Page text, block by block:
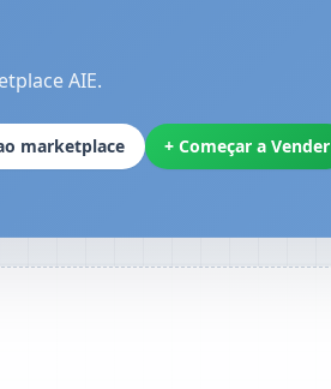
AIE.
marketplace + Começar a Vender